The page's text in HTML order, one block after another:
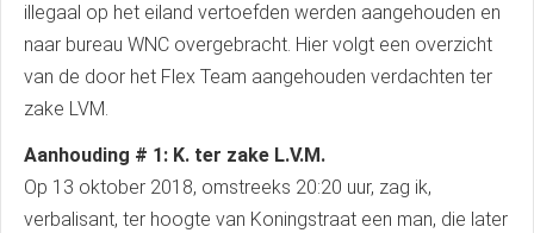
illegaal op het eiland vertoefden werden aangehouden en
naar bureau WNC overgebracht. Hier volgt een overzicht
van de door het Flex Team aangehouden verdachten ter
zake LVM.
Aanhouding # 1: K. ter zake L.V.M.
Op 13 oktober 2018, omstreeks 20:20 uur, zag ik,
verbalisant, ter hoogte van Koningstraat een man, die later